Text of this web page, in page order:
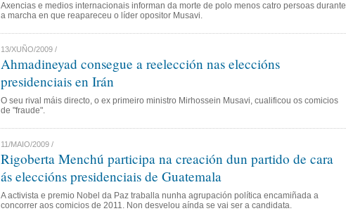
Axencias e medios internacionais informan da morte de polo menos catro persoas durante
a marcha en que reapareceu o líder opositor Musavi.
13/XUÑO/2009 /
Ahmadineyad consegue a reelección nas eleccións
presidenciais en Irán
O seu rival máis directo, o ex primeiro ministro Mirhossein Musavi, cualificou os comicios
de "fraude".
11/MAIO/2009 /
Rigoberta Menchú participa na creación dun partido de cara
ás eleccións presidenciais de Guatemala
A activista e premio Nobel da Paz traballa nunha agrupación política encamiñada a
concorrer aos comicios de 2011. Non desvelou aínda se vai ser a candidata.